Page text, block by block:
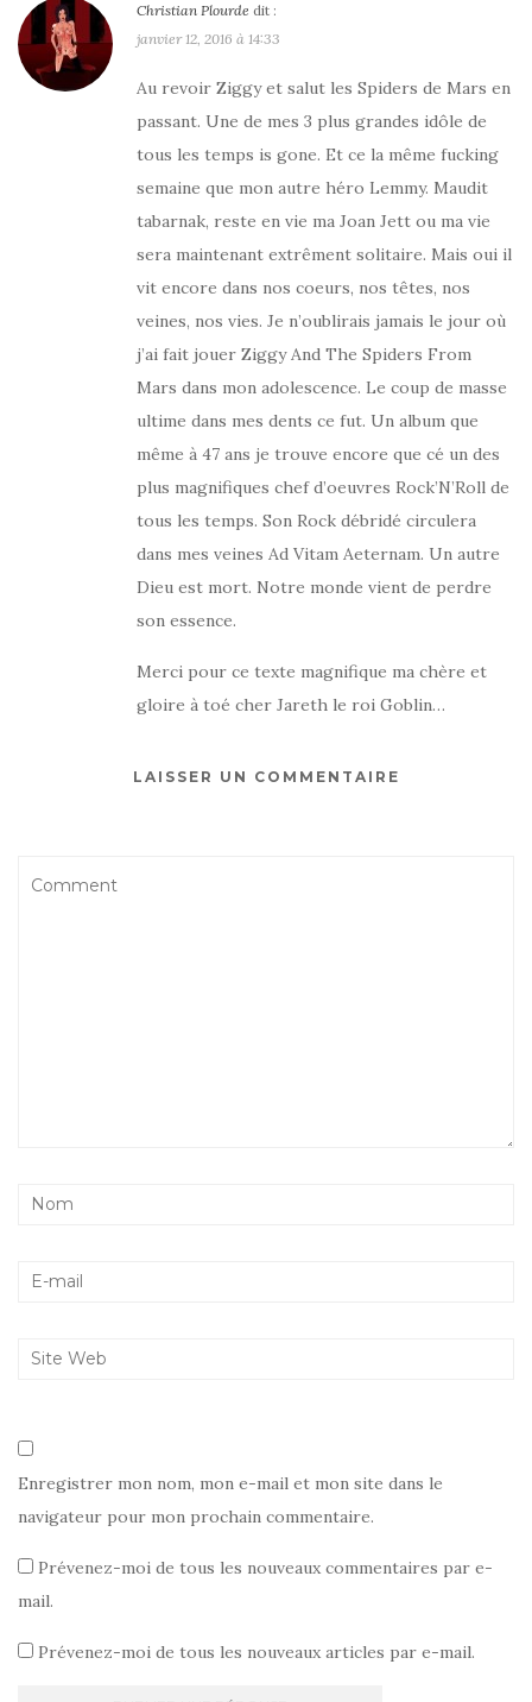
Christian Plourde dit :
janvier 12, 2016 à 14:33
Au revoir Ziggy et salut les Spiders de Mars en
passant. Une de mes 3 plus grandes idôle de
tous les temps is gone. Et ce la même fucking
semaine que mon autre héro Lemmy. Maudit
tabarnak, reste en vie ma Joan Jett ou ma vie
sera maintenant extrêment solitaire. Mais oui il
vit encore dans nos coeurs, nos têtes, nos
veines, nos vies. Je n’oublirais jamais le jour où
j’ai fait jouer Ziggy And The Spiders From
Mars dans mon adolescence. Le coup de masse
ultime dans mes dents ce fut. Un album que
même à 47 ans je trouve encore que cé un des
plus magnifiques chef d’oeuvres Rock’N’Roll de
tous les temps. Son Rock débridé circulera
dans mes veines Ad Vitam Aeternam. Un autre
Dieu est mort. Notre monde vient de perdre
son essence.
Merci pour ce texte magnifique ma chère et
gloire à toé cher Jareth le roi Goblin…
LAISSER UN COMMENTAIRE
Enregistrer mon nom, mon e-mail et mon site dans le
navigateur pour mon prochain commentaire.
Prévenez-moi de tous les nouveaux commentaires par e-
mail.
Prévenez-moi de tous les nouveaux articles par e-mail.